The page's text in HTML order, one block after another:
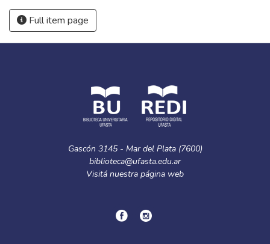
Full item page
Gascón 3145 - Mar del Plata (7600)
biblioteca@ufasta.edu.ar
Visitá nuestra página web